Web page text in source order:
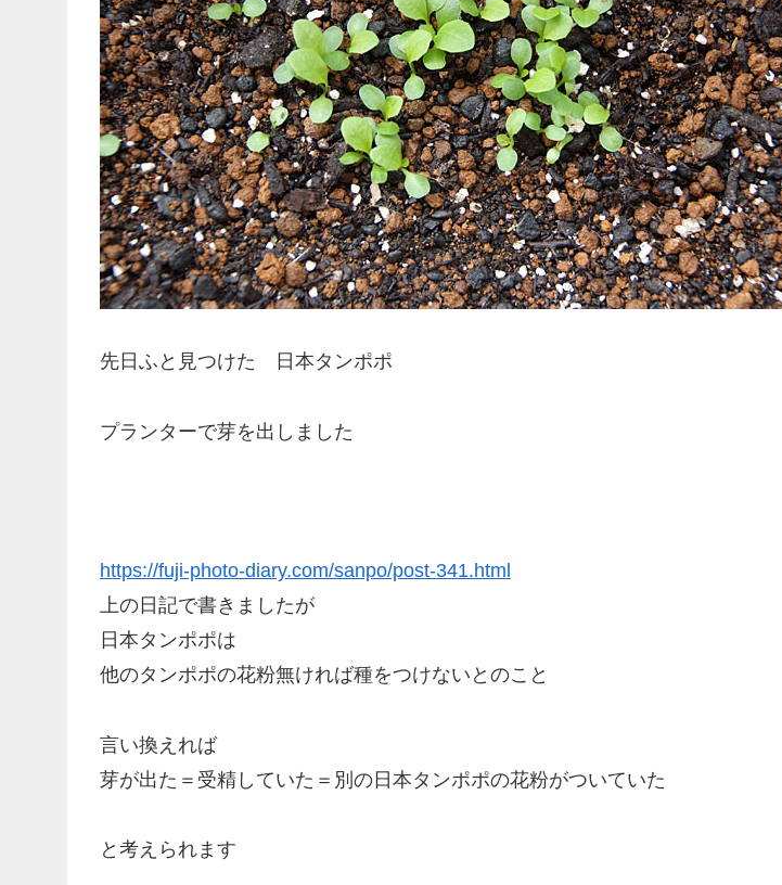
先日ふと見つけた 日本タンポポ
プランターで芽を出しました
https://fuji-photo-diary.com/sanpo/post-341.html
上の日記で書きましたが
日本タンポポは
他のタンポポの花粉無ければ種をつけないとのこと
言い換えれば
芽が出た＝受精していた＝別の日本タンポポの花粉がついていた
と考えられます